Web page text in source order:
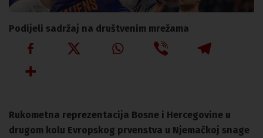
Podijeli sadržaj na društvenim mrežama
Rukometna reprezentacija Bosne i Hercegovine u
drugom kolu Evropskog prvenstva u Njemačkoj snage